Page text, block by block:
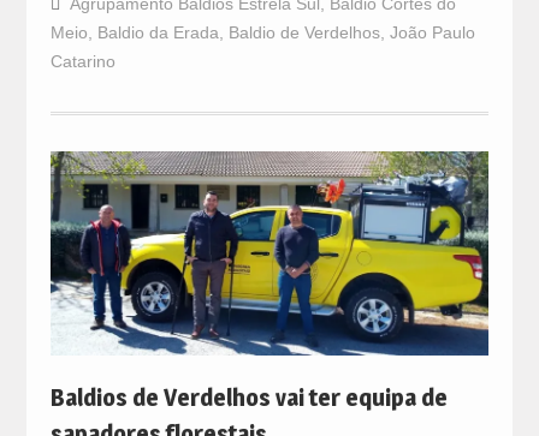
Meio
Baldio da Erada Baldio de Verdelhos, João Paulo
Catarino
Baldios de Verdelhos vai ter equipa de